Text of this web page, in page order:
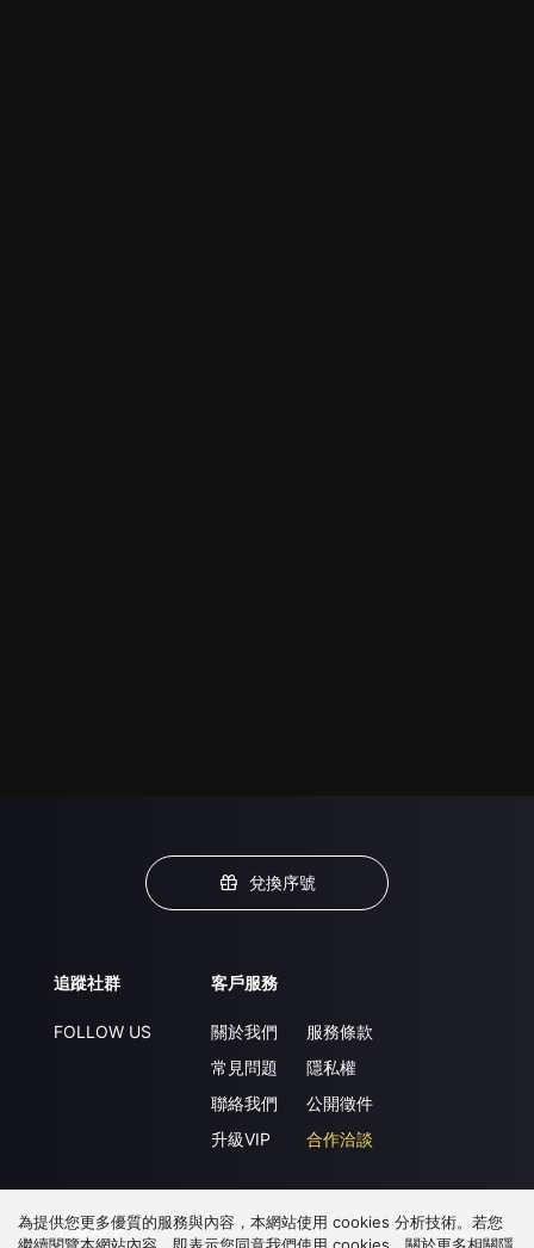
兌換序號
追蹤社群
FOLLOW US
客戶服務
關於我們
常見問題
聯絡我們
升級VIP
服務條款
隱私權
公開徵件
合作洽談
下載 APP
為提供您更多優質的服務與內容，本網站使用 cookies 分析技術。若您